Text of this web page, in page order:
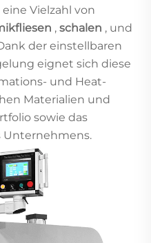
Vielzahl von
, schalen , und
der einstellbaren
eignet sich diese
und Heat-
Materialien und
sowie das
Unternehmens.